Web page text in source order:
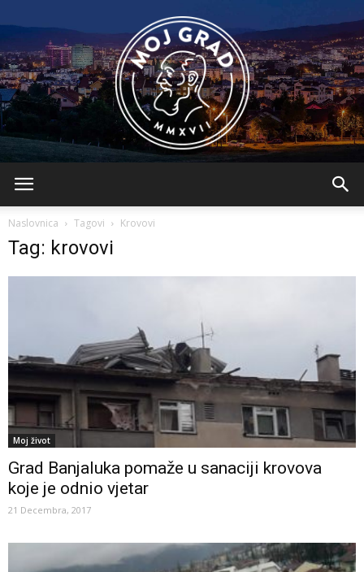
Naslovnica Tagovi Krovovi
Tag: krovovi
Moj život
Grad Banjaluka pomaže u sanaciji krovova
koje je odnio vjetar
21 Decembra, 2017